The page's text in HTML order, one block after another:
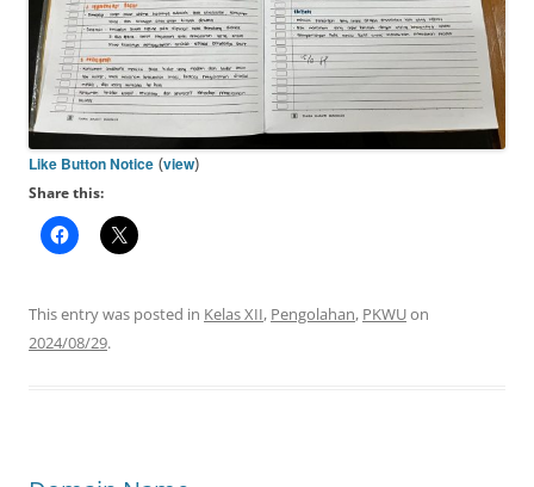
Like Button Notice (view)
Share this:
This entry was posted in Kelas XII, Pengolahan, PKWUon
2024/08/29.